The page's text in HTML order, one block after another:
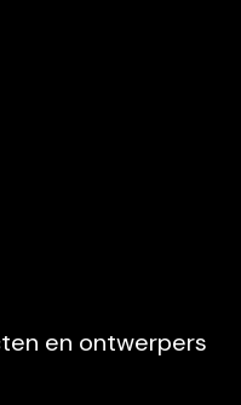
en ontwerpers